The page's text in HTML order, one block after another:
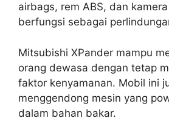
airbags, rem ABS, dan
berfungsi sebagai
Mitsubishi XPander mampu
orang dewasa dengan tetap
faktor kenyamanan. Mobil ini
menggendong mesin yang
dalam bahan bakar.